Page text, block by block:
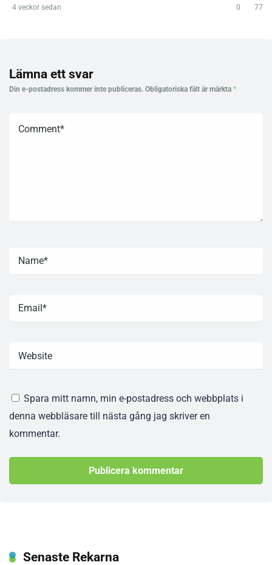
4 veckor sedan 0 77
Lämna ett svar
Din e-postadress kommer inte publiceras. Obligatoriska fält är märkta *
Spara mitt namn, min e-postadress och webbplats i
denna webbläsare till nästa gång jag skriver en
kommentar.
Senaste Rekarna